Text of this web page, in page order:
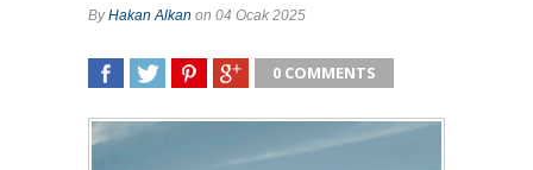
ByHakan Alkan on 04 Ocak 2025
0 COMMENTS